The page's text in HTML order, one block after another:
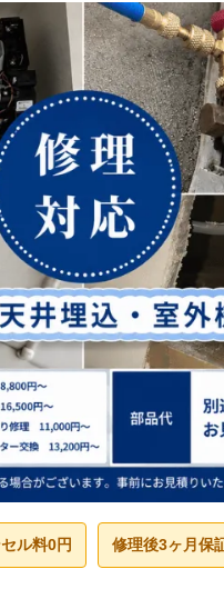
ル料0円 修理後3ヶ月保